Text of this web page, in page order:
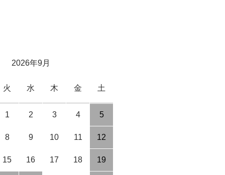
2026年9月
火 水 木 金 土
1 2 3 4 5
8 9 10 11 12
15 16 17 18 19